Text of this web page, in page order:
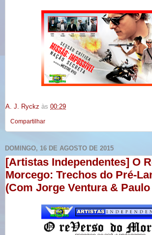
A. J. Ryckz às 00:29
Compartilhar
DOMINGO, 16 DE AGOSTO DE 2015
[Artistas Independentes] O
Morcego: Trechos do Pré-
(Com Jorge Ventura &